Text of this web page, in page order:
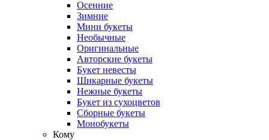
Осенние
Зимние
Мини букеты
Необычные
Оригинальные
Авторские букеты
Букет невесты
Шикарные букеты
Нежные букеты
Букет из сухоцветов
Сборные букеты
Монобукеты
Кому